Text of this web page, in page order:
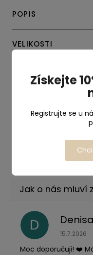
POPIS
VELIKOSTI
INFORMACE O
D Denisa
15.7.2026
Moc doporučuji! ❤️
Získejte
Registrujte se u